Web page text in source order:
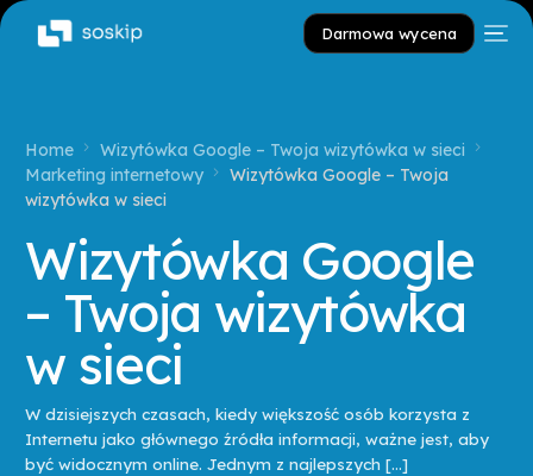
Darmowa wycena
Home
Wizytówka Google – Twoja wizytówka w sieci
Marketing internetowy
Wizytówka Google – Twoja
wizytówka w sieci
Wizytówka Google
– Twoja wizytówka
w sieci
W dzisiejszych czasach, kiedy większość osób korzysta z
Internetu jako głównego źródła informacji, ważne jest, aby
być widocznym online. Jednym z najlepszych […]